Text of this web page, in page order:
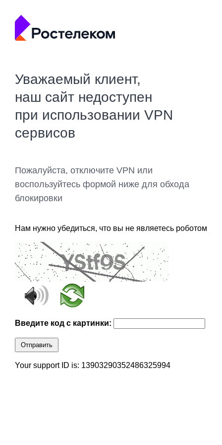
Уважаемый клиент,
наш сайт недоступен
при использовании VPN
сервисов
Пожалуйста, отключите VPN или
воспользуйтесь формой ниже для обхода
блокировки
Нам нужно убедиться, что вы не являетесь роботом
Введите код с картинки:
Отправить
Your support ID is: 13903290352486325994